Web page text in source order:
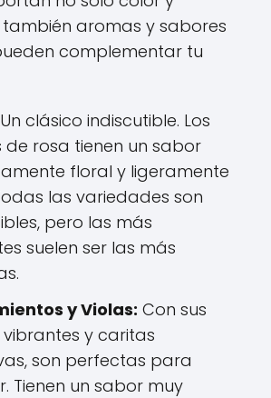
también aromas y sabores
complementar tu
Un clásico indiscutible. Los
de rosa tienen un sabor
floral y ligeramente
las variedades son
pero las más
suelen ser las más
y Violas: Con sus
y caritas
son perfectas para
Tienen un sabor muy